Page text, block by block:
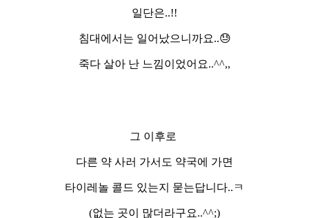
일단은..!!
침대에서는 일어났으니까요..😓
죽다 살아 난 느낌이었어요..^^,,
그 이후로
다른 약 사러 가서도 약국에 가면
타이레놀 콜드 있는지 묻는답니다..ㅋ
(없는 곳이 많더라구요..^^;)